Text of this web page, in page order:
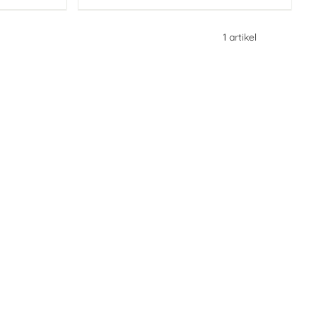
1 artikel